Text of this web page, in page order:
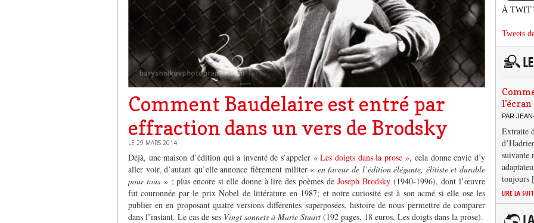
Comment Baudelaire est entré par
effraction dans un vers de Brodsky
LE 29 MARS 2014
Déjà, une maison d’édition qui a inventé de s’appeler «Les doigts dans la prose », cela donne envie d’y
aller voir, d’autant qu’elle annonce fièrement militer « en faveur de l’édition élégante, élitiste et durable
pour tous» ; plus encore si elle donne à lire des poèmes de Joseph Brodsky(1940-1996), dont l’œuvre
fut couronnée par le prix Nobel de littérature en 1987; et notre curiosité est à son acmé si elle ose les
publier en en proposant quatre versions différentes superposées, histoire de nous permettre de comparer
dans l’instant. Le cas de ses Vingt sonnets à Marie Stuart (192 pages, 18 euros, Les doigts dans la prose).
À
Tweets
l’écran
PAR
Extraite
suivante
LIRE LA